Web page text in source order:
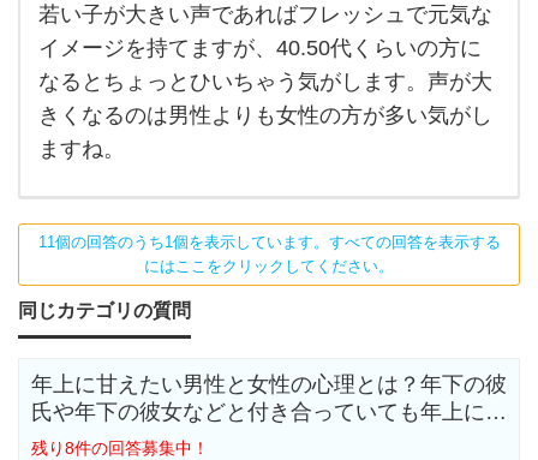
いよ
うな
イメ
ージ
です
笑。
もし
か
若い子が大きい声であればフレッシュで元気な
イメージを持てますが、40.50代くらいの方に
なるとちょっとひいちゃう気がします。声が大
きくなるのは男性よりも女性の方が多い気がし
ますね。
11個の回答のうち1個を表示しています。すべての回答を表示する
にはここをクリックしてください。
同じカテゴリの質問
年上に甘えたい男性と女性の心理とは？年下の彼
氏や年下の彼女などと付き合っていても年上に甘
えたいと思う人も多いのではないで
残り8件の回答募集中！